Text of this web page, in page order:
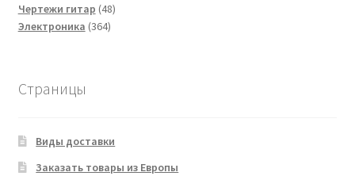
товаров
Чертежи гитар 4848
Электроника 364364
Страницы
Виды доставки
Заказать товары из Европы